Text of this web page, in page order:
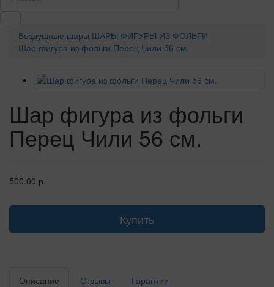
Воздушные шары ШАРЫ ФИГУРЫ ИЗ ФОЛЬГИ
Шар фигура из фольги Перец Чили 56 см.
Шар фигура из фольги
Перец Чили 56 см.
500.00 р.
Купить
Описание Отзывы Гарантии